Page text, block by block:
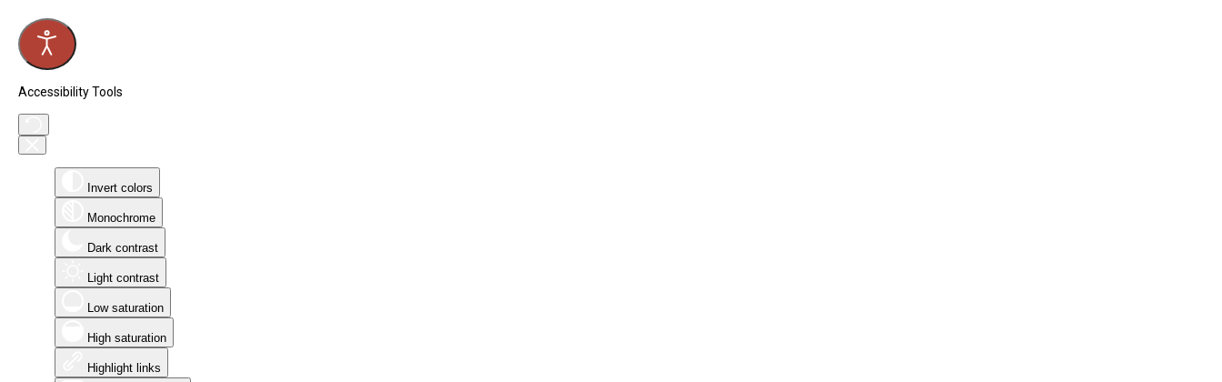
Accessibility Tools
Invert colors
Monochrome
Dark contrast
Light contrast
Low saturation
High saturation
Highlight links